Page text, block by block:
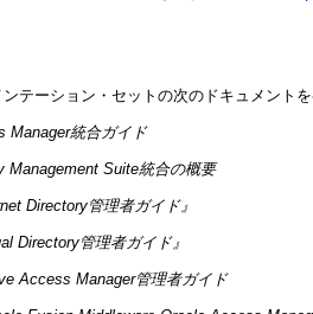
ンテーション・セットの次のドキュメントを
Manager統合ガイド
Management Suite統合の概要
Directory管理者ガイド』
Directory管理者ガイド』
Access Manager管理者ガイド